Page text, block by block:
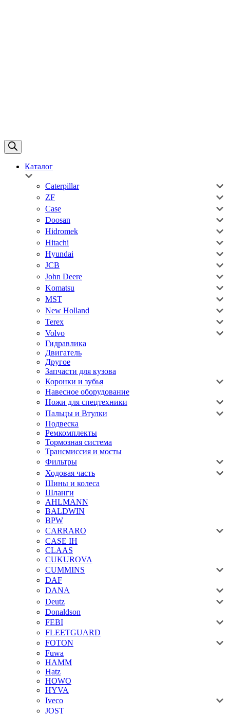
Каталог
Caterpillar
ZF
Case
Doosan
Hidromek
Hitachi
Hyundai
JCB
John Deere
Komatsu
MST
New Holland
Terex
Volvo
Гидравлика
Двигатель
Другое
Запчасти для кузова
Коронки и зубья
Навесное оборудование
Ножи для спецтехники
Пальцы и Втулки
Подвеска
Ремкомплекты
Тормозная система
Трансмиссия и мосты
Фильтры
Ходовая часть
Шины и колеса
Шланги
AHLMANN
BALDWIN
BPW
CARRARO
CASE IH
CLAAS
CUKUROVA
CUMMINS
DAF
DANA
Deutz
Donaldson
FEBI
FLEETGUARD
FOTON
Fuwa
HAMM
Hatz
HOWO
HYVA
Iveco
JOST